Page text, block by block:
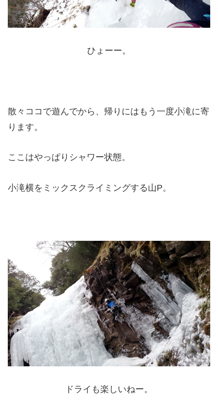
ひょーー。
散々ココで遊んでから、帰りにはもう一度小滝に寄
ります。
ここはやっぱりシャワー状態。
小滝横をミックスクライミングする山P。
ドライも楽しいねー。